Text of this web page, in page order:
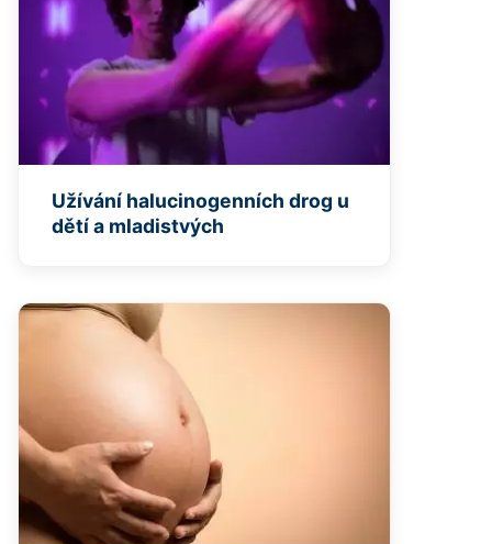
Užívání halucinogenních drog u
dětí a mladistvých